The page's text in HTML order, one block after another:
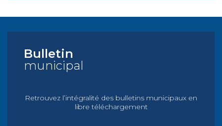
Bulletin
municipal
Retrouvez l’intégralité des bulletins municipaux en
libre téléchargement